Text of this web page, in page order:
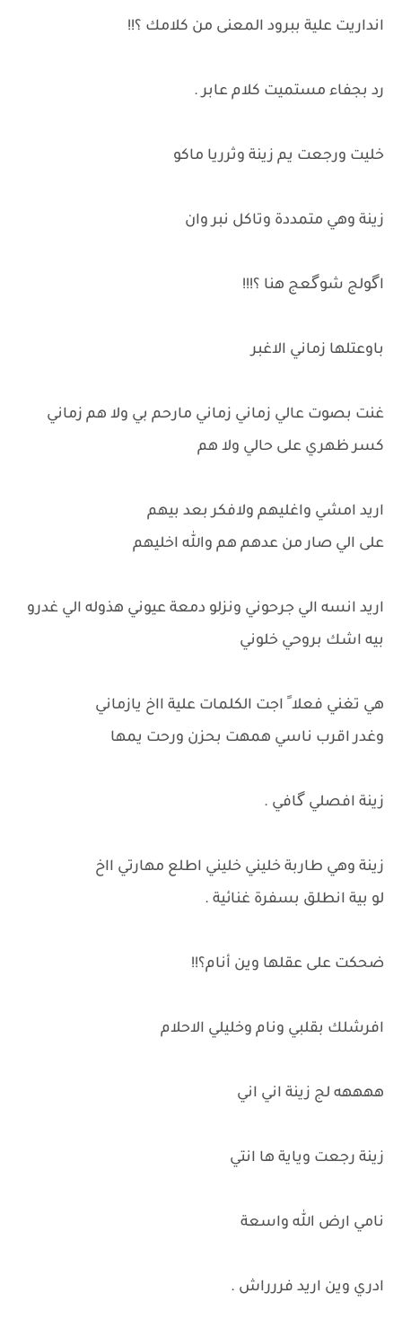
انداريت علية ببرود المعنى من كلامك ؟!!
رد بجفاء مستميت كلام عابر .
خليت ورجعت يم زينة وثرريا ماكو
زينة وهي متمددة وتاكل نبر وان
اگولج شوگعج هنا ؟!!!
باوعتلها زماني الاغبر
غنت بصوت عالي زماني زماني مارحم بي ولا هم زماني
كسر ظهري على حالي ولا هم
اريد امشي واغليهم ولافكر بعد بيهم
على الي صار من عدهم هم والله اخليهم
اريد انسه الي جرحوني ونزلو دمعة عيوني هذوله الي غدرو
بيه اشك بروحي خلوني
هي تغني فعلا ً اجت الكلمات علية ااخ يازماني
وغدر اقرب ناسي همهت بحزن ورحت يمها
زينة افصلي گافي .
زينة وهي طاربة خليني خليني اطلع مهارتي ااخ
لو بية انطلق بسفرة غنائية .
ضحكت على عقلها وين أنام؟!!
افرشلك بقلبي ونام وخليلي الاحلام
ههههه لج زينة اني اني
زينة رجعت وياية ها انتي
نامي ارض الله واسعة
ادري وين اريد فررراش .